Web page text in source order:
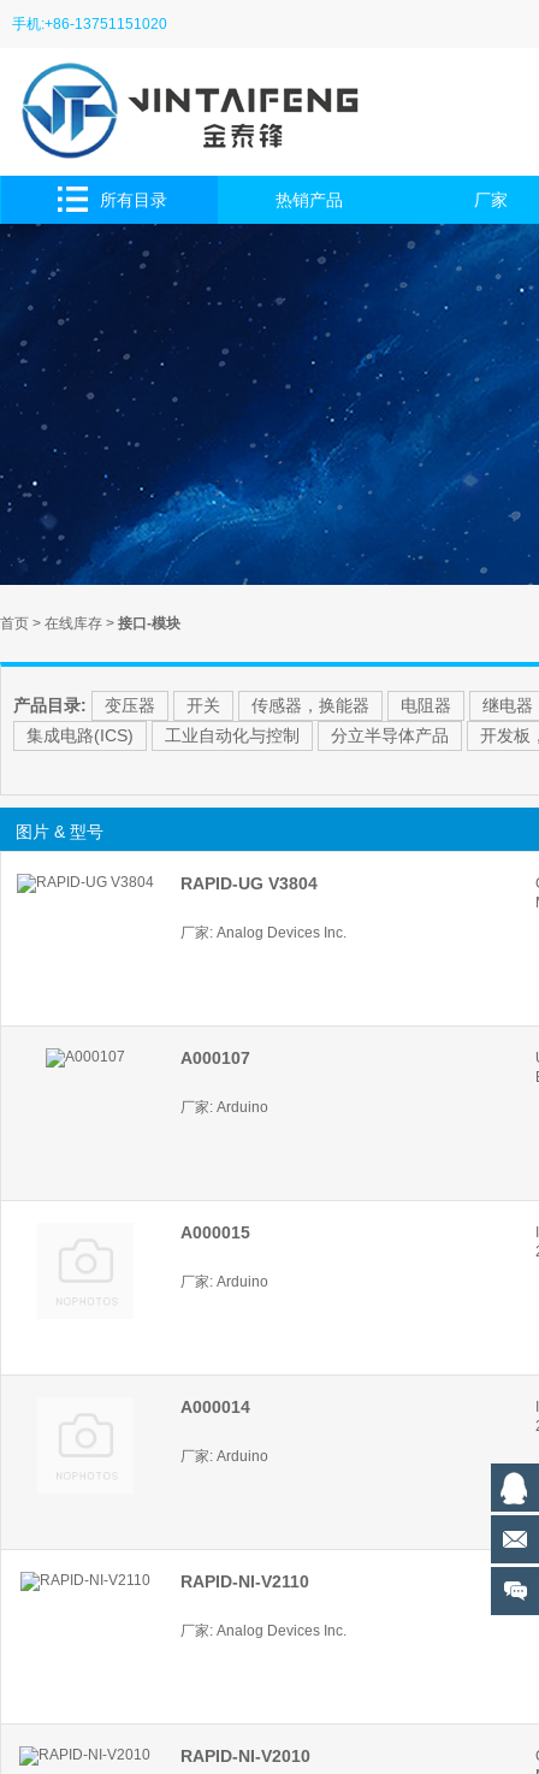
手机:+86-13751151020
所有目录 热销产品 厂家
首页 > 在线库存 > 接口-模块
产品目录: 变压器 开关 传感器，换能器 电阻器
继电器
集成电路(ICS)
工业自动化与控制 分立半导体产品 开发板
图片 & 型号
RAPID-UG V3804
厂家: Analog Devices Inc.
A000107
厂家: Arduino
A000015
厂家: Arduino
A000014
厂家: Arduino
RAPID-NI-V2110
厂家: Analog Devices Inc.
RAPID-NI-V2010